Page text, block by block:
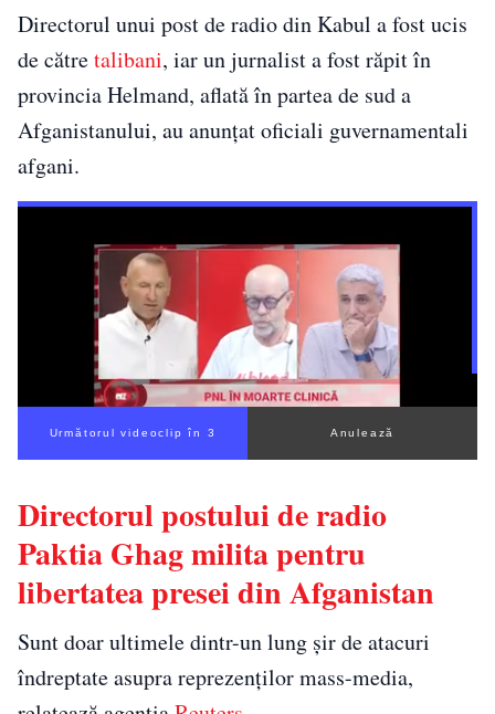
Directorul unui post de radio din Kabul a fost ucis
de cătretalibani, iar un jurnalist a fost răpit în
provincia Helmand, aflată în partea de sud a
Afganistanului, au anunţat oficiali guvernamentali
afgani.
Următorul videoclip în 3 Anulează
Directorul postului de radio
Paktia Ghag milita pentru
libertatea presei din Afganistan
Sunt doar ultimele dintr-un lung şir de atacuri
îndreptate asupra reprezenţilor mass-media,